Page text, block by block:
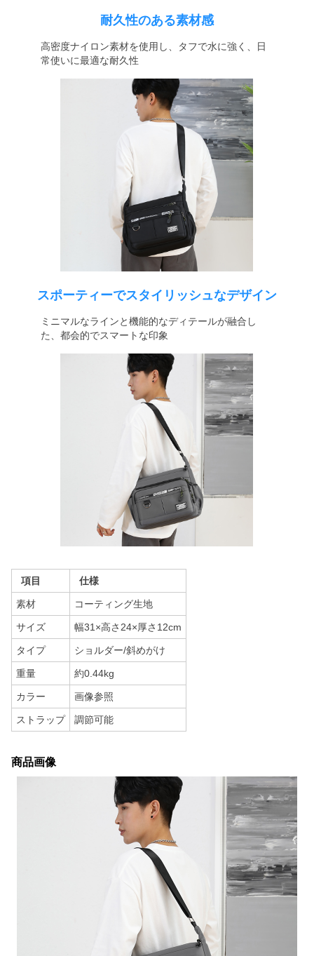
耐久性のある素材感
高密度ナイロン素材を使用し、タフで水に強く、日
常使いに最適な耐久性
スポーティーでスタイリッシュなデザイン
ミニマルなラインと機能的なディテールが融合し
た、都会的でスマートな印象
項目 仕様
素材 コーティング生地
サイズ 幅31×高さ24×厚さ12cm
タイプ ショルダー/斜めがけ
重量 約0.44kg
カラー 画像参照
ストラップ 調節可能
商品画像